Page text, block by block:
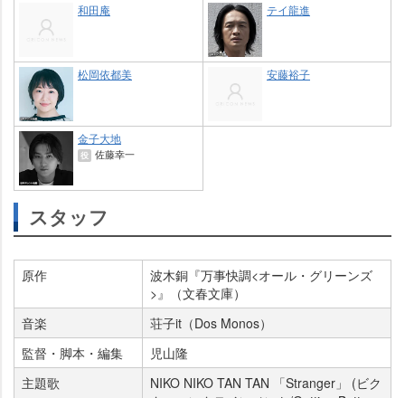
和田庵 テイ龍進
松岡依都美 安藤裕子
金子大地
役 佐藤幸一
スタッフ
原作
波木銅『万事快調<オール・グリーンズ
>』（文春文庫）
音楽
荘子it（Dos Monos）
監督・脚本・編集
児山隆
主題歌
NIKO NIKO TAN TAN 「Stranger」 (ビク